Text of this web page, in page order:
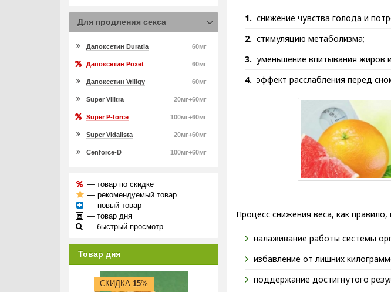
снижение чувства голода и
стимуляцию метаболизма;
уменьшение впитывания жиров
эффект расслабления перед
Процесс снижения веса, как
налаживание работы системы
избавление от лишних
поддержание достигнутого
Для продления секса
60мг
Дапоксетин Duratia
60мг
Дапоксетин Poxet
60мг
Дапоксетин Vriligy
20мг+60мг
Super Vilitra
100мг+60мг
Super P-force
20мг+60мг
Super Vidalista
100мг+60мг
Cenforce-D
— товар по скидке
— рекомендуемый товар
— новый товар
— товар дня
— быстрый просмотр
Товар дня
СКИДКА 15%